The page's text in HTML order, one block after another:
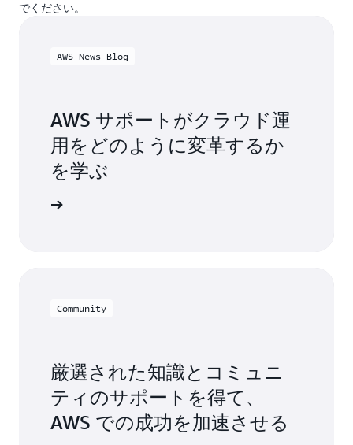
でください。
AWS News Blog
AWS サポートがクラウド運
用をどのように変革するか
を学ぶ
Community
厳選された知識とコミュニ
ティのサポートを得て、
AWS での成功を加速させる